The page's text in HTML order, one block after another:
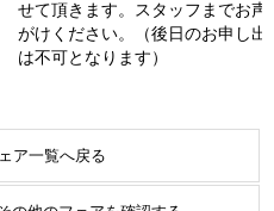
せて頂きます。スタッフまでお声
がけください。（後日のお申し出
は不可となります）
ア一覧へ戻る